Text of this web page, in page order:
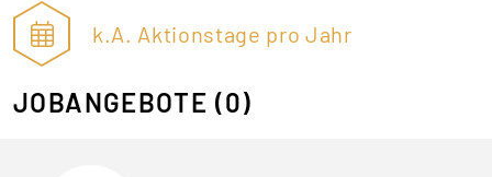
k.A. Aktionstage pro Jahr
JOBANGEBOTE (0)